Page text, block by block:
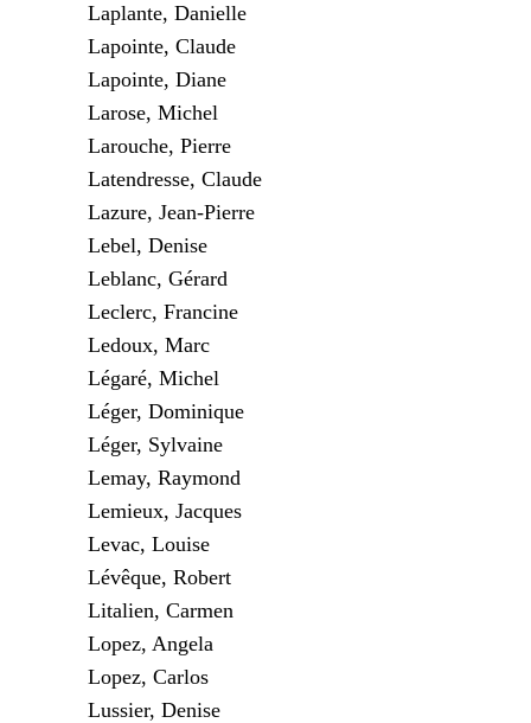
Laplante, Danielle
Lapointe, Claude
Lapointe, Diane
Larose, Michel
Larouche, Pierre
Latendresse, Claude
Lazure, Jean-Pierre
Lebel, Denise
Leblanc, Gérard
Leclerc, Francine
Ledoux, Marc
Légaré, Michel
Léger, Dominique
Léger, Sylvaine
Lemay, Raymond
Lemieux, Jacques
Levac, Louise
Lévêque, Robert
Litalien, Carmen
Lopez, Angela
Lopez, Carlos
Lussier, Denise